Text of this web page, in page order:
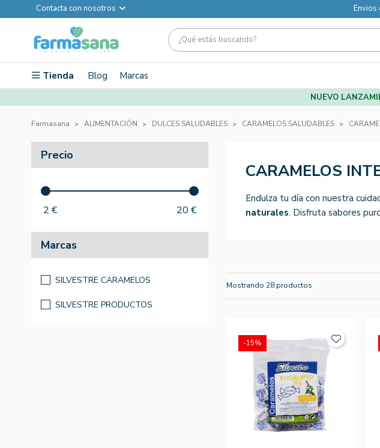
Contacta con nosotros Envios
Tienda Blog Marcas
NUEVO
Farmasana ALIMENTACIÓN DULCES SALUDABLES CARAMELOS SALUDABLES
Precio
2 € 20 €
Marcas
SILVESTRE CARAMELOS
SILVESTRE PRODUCTOS
CARAMELOS
Endulza tu día con nuestra
naturales. Disfruta sabores
Mostrando 28 productos
-15%